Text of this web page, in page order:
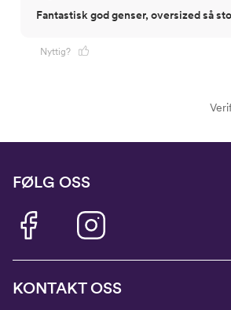
Fantastisk god genser, oversized så
Nyttig?
FØLG OSS
KONTAKT OSS